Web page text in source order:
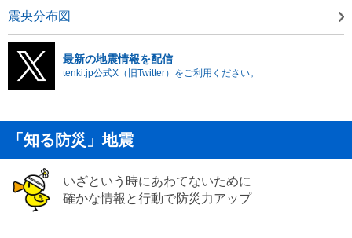
震央分布図
最新の地震情報を配信
tenki.jp公式X（旧Twitter）をご利用ください。
「知る防災」地震
いざという時にあわてないために
確かな情報と行動で防災力アップ